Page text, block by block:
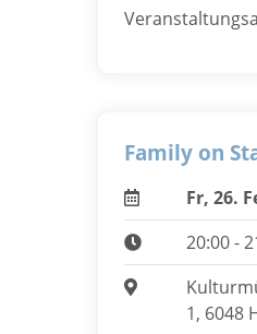
Family on
Fr, 26.
20:00 -
1, 6048